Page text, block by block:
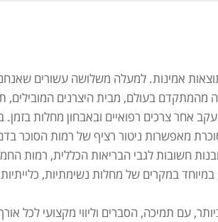
אמינות. למעלה משלושה עשורים
מהמתקדם בעולם, מבית היצרנים המובילים,
צרכים רפואיים ובאבחון מחלות בזמן.
סוכרת מאפשרות ניטור רציף של רמות
חשובות לגבי הבריאות הכללית, רמות
במיוחד במקרים של מחלות נשימתיות,
עם תמיכה, הסברים וליווי מקצועי לכל